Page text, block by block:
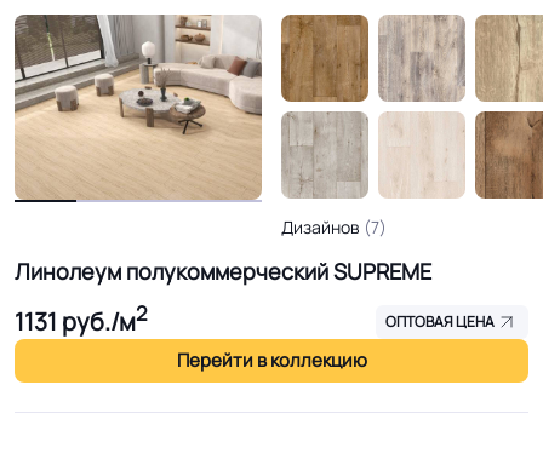
Линолеум полукоммерческий SUPREME
1131 руб./м2 ОПТОВАЯ ЦЕНА
Перейти в коллекцию
Дизайнов (7)